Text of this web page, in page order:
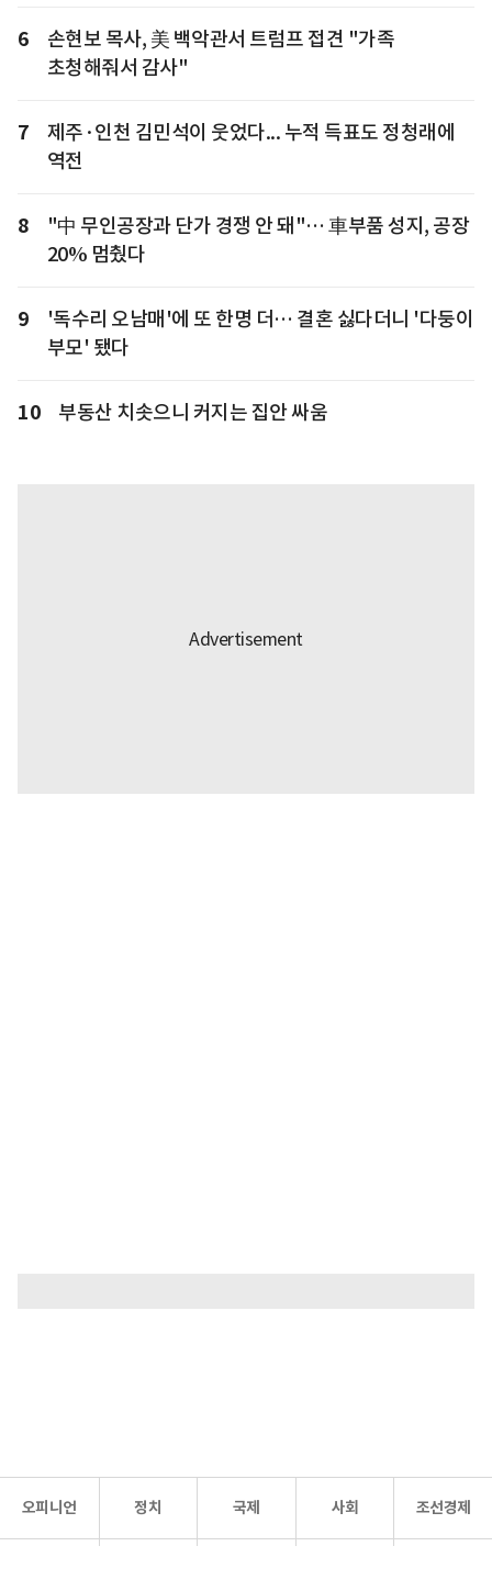
6
손현보 목사, 美 백악관서 트럼프 접견 "가족
초청해줘서 감사"
7
제주·인천 김민석이 웃었다... 누적 득표도 정청래에
역전
8
"中 무인공장과 단가 경쟁 안 돼"… 車부품 성지, 공장
20% 멈췄다
9
'독수리 오남매'에 또 한명 더… 결혼 싫다더니 '다둥이
부모' 됐다
10 부동산 치솟으니 커지는 집안 싸움
오피니언 정치 국제 사회 조선경제